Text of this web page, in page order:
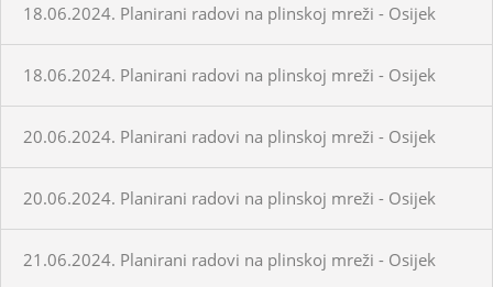
18.06.2024. Planirani radovi na plinskoj mreži - Osijek
18.06.2024. Planirani radovi na plinskoj mreži - Osijek
20.06.2024. Planirani radovi na plinskoj mreži - Osijek
20.06.2024. Planirani radovi na plinskoj mreži - Osijek
21.06.2024. Planirani radovi na plinskoj mreži - Osijek